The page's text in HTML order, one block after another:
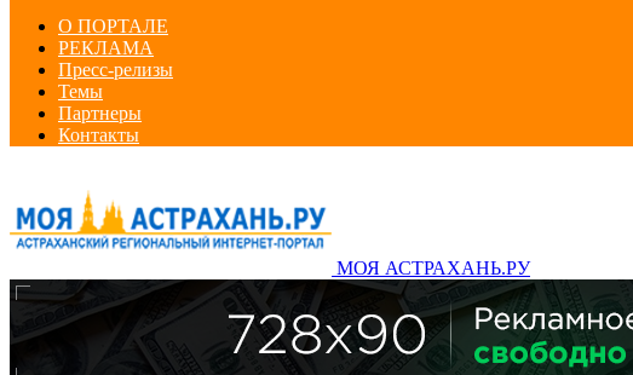
О ПОРТАЛЕ
РЕКЛАМА
Пресс-релизы
Темы
Партнеры
Контакты
МОЯ АСТРАХАНЬ.РУ